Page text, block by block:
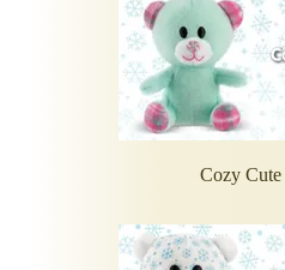
Cozy Cute